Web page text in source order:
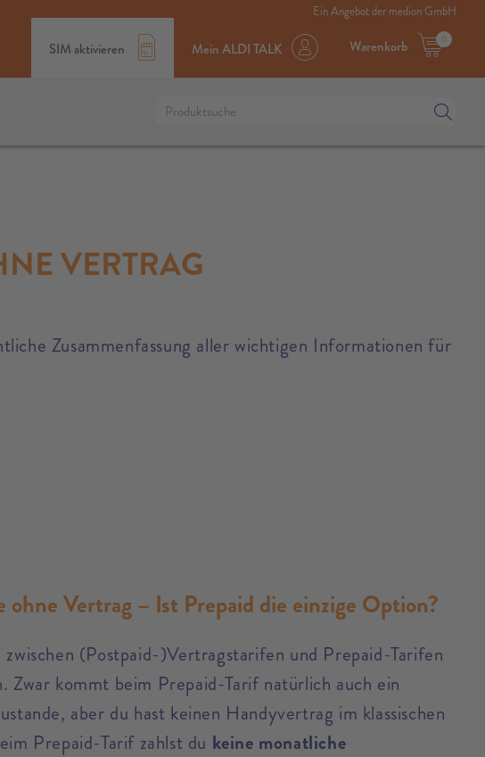
SIM aktivieren Mein ALDI TALK 0
Warenkorb
Ein Angebot der medion GmbH
VERTRAG
Zusammenfassung aller wichtigen Informationen für
ohne Vertrag – Ist Prepaid die einzige Option?
(Postpaid-)Vertragstarifen und Prepaid-Tarifen
Zwar kommt beim Prepaid-Tarif natürlich auch ein
aber du hast keinen Handyvertrag im klassischen
Prepaid-Tarif zahlst du keine monatliche